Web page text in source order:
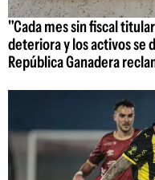
"Cada mes sin fiscal
deteriora y los activos se
República Ganadera